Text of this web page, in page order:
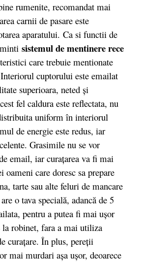
rumenite, recomandat mai
carnii de pasare este
aparatului. Ca si functii de
sistemul de mentinere rece
care trebuie mentionate
cuptorului este emailat
superioara, neted şi
fel caldura este reflectata, nu
uniform în interiorul
de energie este redus, iar
Grasimile nu se vor
email, iar curaţarea va fi mai
oameni care doresc sa prepare
tarte sau alte feluri de mancare
o tava specială, adancă de 5
pentru a putea fi mai ușor
la robinet, fara a mai utiliza
curațare. În plus, pereții
mai murdari așa ușor, deoarece